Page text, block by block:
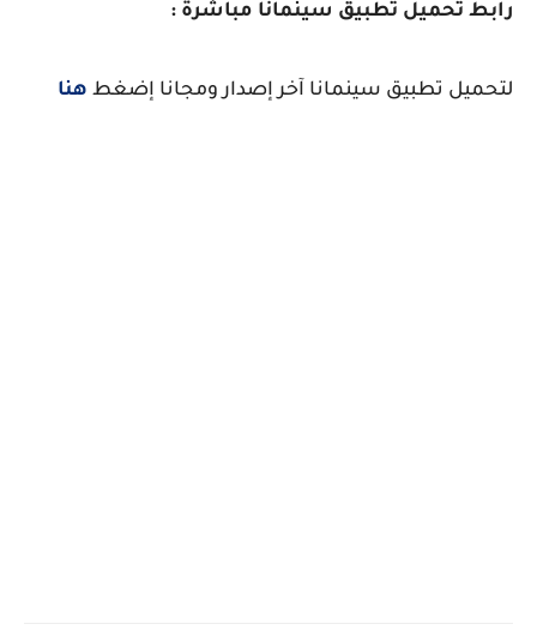
رابط تحميل تطبيق سينمانا مباشرة :
لتحميل تطبيق سينمانا آخر إصدار ومجانا إضغط هنا